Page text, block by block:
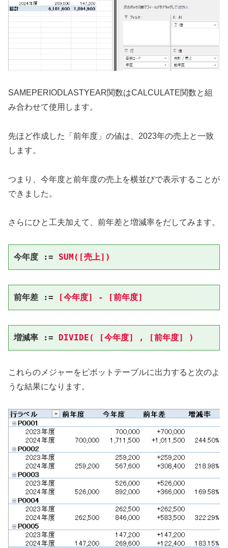
SAMEPERIODLASTYEAR関数はCALCULATE関数と組
み合わせて使用します。
先ほど作成した「前年度」の値は、2023年の売上と一致
します。
つまり、今年度と前年度の売上を横並びで表示することが
できました。
さらにひと工夫加えて、前年差と増減率をだしてみます。
今年度 := SUM([売上])
前年差 := [今年度] - [前年度]
増減率 := DIVIDE( [今年度] , [前年度] )
これらのメジャーをピボットテーブルに出力すると次のよ
うな結果になります。